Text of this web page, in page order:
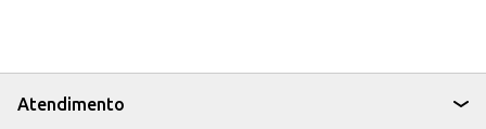
Ideal para o preparo de molhos para acompanhamento.
O Molho de Tomate Ekma Tradicional é uma opção versátil e saborosa
para suas receitas, proporcionando praticidade e um bom custo-benefício
Atendimento